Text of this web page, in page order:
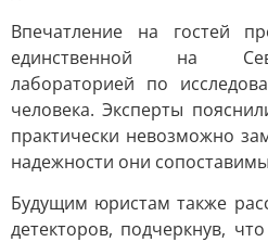
Впечатление на гостей
единственной на
лабораторией по
человека. Эксперты
практически невозможно
надежности они
Будущим юристам также
детекторов, подчеркнув,